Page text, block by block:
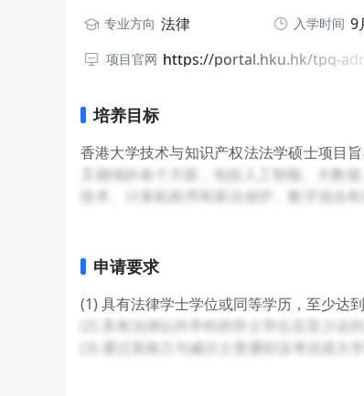
专业方向 法律 入学时间 9
项目官网
培养目标
香港大学技术与知识产权法法学硕士项目
叉领域的各个方面，包括人工智能、大数
技术、计算机程序和算法保护、数字混合
胞研究）。该学科领域将定期扩充和更新
申请要求
(1) 具有法律学士学位或同等学历，至少达
(2) 具有法律以外学科的学士学位且至少达
(3) 通过英格兰与威尔士普通职业考试或大